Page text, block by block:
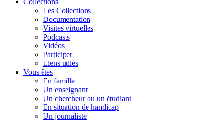
Les Collections
Documentation
Visites virtuelles
Podcasts
Vidéos
Participer
Liens utiles
Vous êtes
En famille
Un enseignant
Un chercheur ou un étudiant
En situation de handicap
Un journaliste